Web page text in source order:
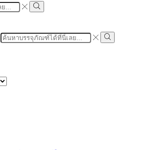
Search
Search
input
Search